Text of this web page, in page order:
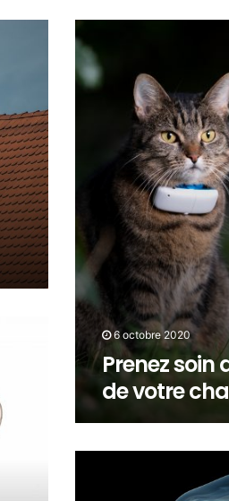
6 octobre 2020
Prenez soin
de votre